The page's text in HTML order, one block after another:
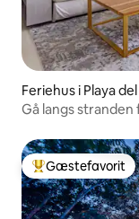
Feriehus i Playa
Gå langs stranden
Bedste
Gæstefavorit